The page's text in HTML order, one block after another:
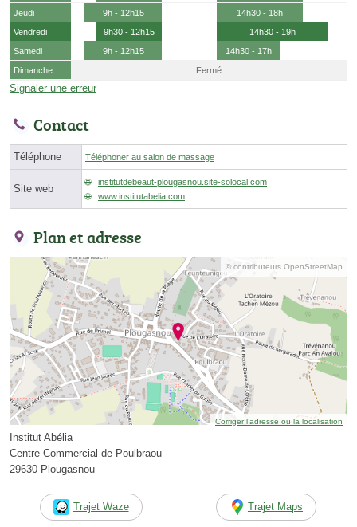
Jeudi
9h - 12h15
14h30 - 18h
Vendredi
9h30 - 12h15
14h30 - 19h
Samedi
9h - 12h15
14h30 - 17h
Dimanche
Fermé
Signaler une erreur
Contact
Téléphone Téléphoner au salon de massage
Site web
institutdebeaut-plougasnou.site-solocal.com
www.institutabelia.com
Plan et adresse
© contributeurs OpenStreetMap
Corriger l’adresse ou la localisation
Institut Abélia
Centre Commercial de Poulbraou
29630 Plougasnou
Trajet Waze Trajet Maps